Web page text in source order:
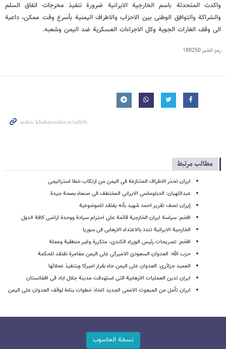
واکدت المتحدثة باسم الخارجیة الایرانیة ضرورة تنفیذ مخرجات اتفاق السلم
والشراکة والتوافق الوطنی بین الاحزاب والاطراف الیمنیة بأسرع وقت ممکن، داعیة
الى وقف الغارات الجویة وکل الاجراءات العسکریة ضد الیمن وشعبه.
رمز الخبر188250
مطالب مرتبط
ایران تحذر الاطراف المتنازعة فی الیمن من ارتکاب خطا استراتیجی
عبداللهیان: الدبلوماسی الایرانی المختطف فی صنعاء بصحة جیدة
إیران تصف تقریر احمد شهید بأنه یفتقد للموضوعیة
افخم: سیاسة ایران الخارجیة قائمة علی احترام سیادة ووحدة اراضی کافة الدول
الخارجیة الایرانیة تندد بالاعتداء الارهابی فی سوریا
افخم: تصریحات رئیس الوزراء الکندی، متکررة وغیر منطقیة ومملة
حزب الله: العدوان السعودی الامیرکی على الیمن مغامرة تفتقد للحکمة
العمید جزائری: العدوان على الیمن جاء بقرار امیرکا وبتنفیذ عملائها
ایران تدین العملیات الارهابیة التی استهدفت مدینة جلال اباد فی افغانستان
ایران تأمل من المبعوث الاممی الجدید اتخاذ خطوات بناءة لوقف العدوان علی الیمن
نسخة الحاسوب